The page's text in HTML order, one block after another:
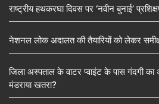
राष्ट्रीय हथकरघा दिवस पर ‘नवीन बुनाई’
नेशनल लोक अदालत की तैयारियों को लेकर
जिला अस्पताल के वाटर प्वाइंट के पास गंदगी का
मंडराया खतरा?